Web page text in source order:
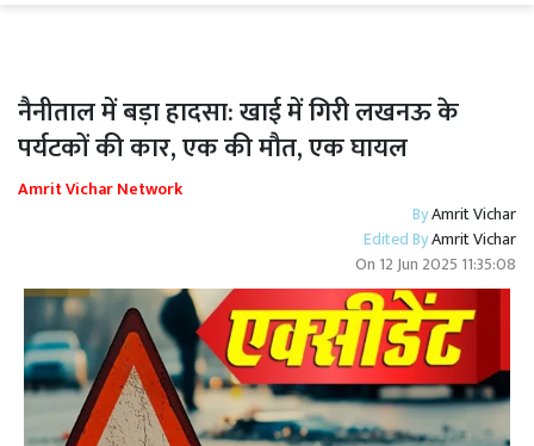
नैनीताल में बड़ा हादसा: खाई में गिरी लखनऊ के
पर्यटकों की कार, एक की मौत, एक घायल
Amrit Vichar Network
ByAmrit Vichar
Edited ByAmrit Vichar
On 12 Jun 2025 11:35:08